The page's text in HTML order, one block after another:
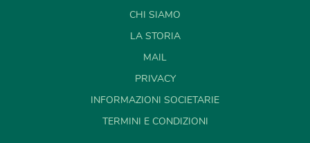
CHI SIAMO
LA STORIA
MAIL
PRIVACY
INFORMAZIONI SOCIETARIE
TERMINI E CONDIZIONI